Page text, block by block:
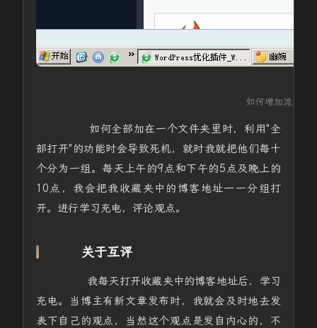
如何增加流量
如何全部加在一个文件夹里时，利用"全
部打开"的功能时会导致死机，就时我就把他们每十
个分为一组。每天上午的9点和下午的5点及晚上的
10点，我会把我收藏夹中的博客地址一一分组打
开。进行学习充电，评论观点。
关于互评
我每天打开收藏夹中的博客地址后，学习
充电。当博主有新文章发布时，我就会及时地去发
表下自己的观点，当然这个观点是发自内心的，不